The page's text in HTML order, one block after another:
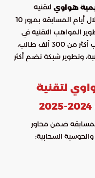
هواوي لتقنية
المعلومات والاتصالات التي احتفلت خلال أيام المسابقة بمرور 10
المواهب التقنية في
المنطقة. وقد قامت الأكاديمية بتدريب أكثر من 300 ألف طالب،
من 35 ألف موهبة، وتطوير شبكة تضم أكثر
لتقنية
المسابقة ضمن محاور
والحوسبة السحابية: